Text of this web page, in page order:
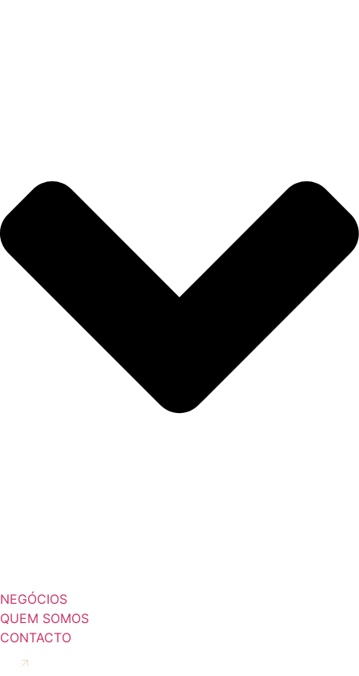
NEGÓCIOS
QUEM SOMOS
CONTACTO